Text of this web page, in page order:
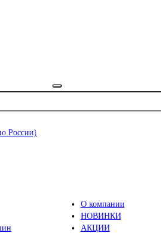
России)
О компании
НОВИНКИ
АКЦИИ